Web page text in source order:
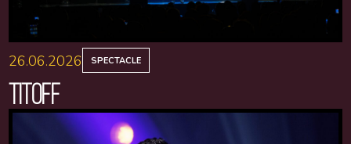
26.06.2026 SPECTACLE
TITOFF